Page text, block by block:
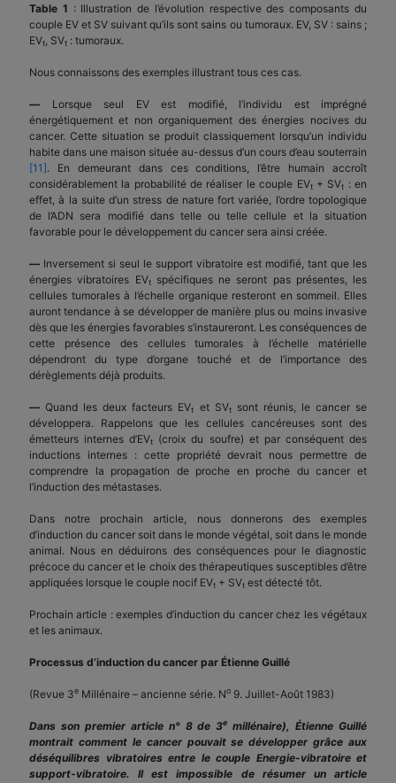
Table 1 : Illustration de l’évolution respective des composants du
couple EV et SV suivant qu’ils sont sains ou tumoraux. EV, SV : sains ;
EVt , SVt : tumoraux.
Nous connaissons des exemples illustrant tous ces cas.
— Lorsque seul EV est modifié, l’individu est imprégné
énergétiquement et non organiquement des énergies nocives du
cancer. Cette situation se produit classiquement lorsqu’un individu
habite dans une maison située au-dessus d’un cours d’eau souterrain
[11]. En demeurant dans ces conditions, l’être humain accroît
considérablement la probabilité de réaliser le couple EVt+ SVt : en
effet, à la suite d’un stress de nature fort variée, l’ordre topologique
de l’ADN sera modifié dans telle ou telle cellule et la situation
favorable pour le développement du cancer sera ainsi créée.
— Inversement si seul le support vibratoire est modifié, tant que les
énergies vibratoires EVtspécifiques ne seront pas présentes, les
cellules tumorales à l’échelle organique resteront en sommeil. Elles
auront tendance à se développer de manière plus ou moins invasive
dès que les énergies favorables s’instaureront. Les conséquences de
cette présence des cellules tumorales à l’échelle matérielle
dépendront du type d’organe touché et de l’importance des
dérèglements déjà produits.
— Quand les deux facteurs EVt et SVtsont réunis, le cancer se
développera. Rappelons que les cellules cancéreuses sont des
émetteurs internes d’EVt
(croix du soufre) et par conséquent des
inductions internes : cette propriété devrait nous permettre de
comprendre la propagation de proche en proche du cancer et
l’induction des métastases.
Dans notre prochain article, nous donnerons des exemples
d’induction du cancer soit dans le monde végétal, soit dans le monde
animal. Nous en déduirons des conséquences pour le diagnostic
précoce du cancer et le choix des thérapeutiques susceptibles d’être
appliquées lorsque le couple nocif EVt + SVt est détecté tôt.
Prochain article : exemples d’induction du cancer chez les végétaux
et les animaux.
Processus d’induction du cancer par Étienne Guillé
(Revue 3e Millénaire – ancienne série. No 9. Juillet-Août 1983)
Dans son premier article n° 8 de 3e millénaire), Étienne Guillé
montrait comment le cancer pouvait se développer grâce aux
déséquilibres vibratoires entre le couple Energie-vibratoire et
support-vibratoire. Il est impossible de résumer un article